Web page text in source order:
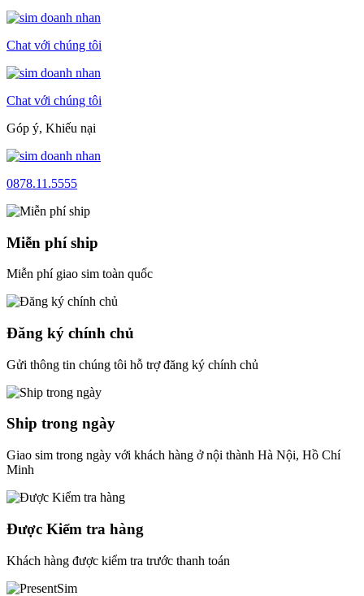
Chat với chúng tôi
Chat với chúng tôi
Góp ý, Khiếu nại
0878.11.5555
Miễn phí ship
Miễn phí giao sim toàn quốc
Đăng ký chính chủ
Gửi thông tin chúng tôi hỗ trợ đăng ký chính chủ
Ship trong ngày
Giao sim trong ngày với khách hàng ở nội thành Hà Nội, Hồ Chí
Minh
Được Kiểm tra hàng
Khách hàng được kiểm tra trước thanh toán